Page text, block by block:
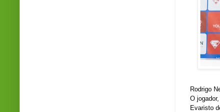
Rodrigo
O
Evaristo